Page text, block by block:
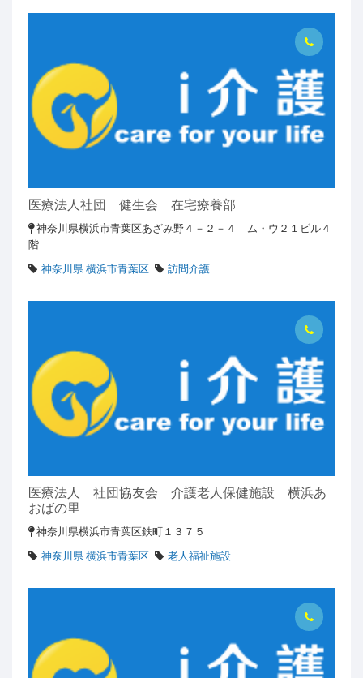
医療法人社団 健生会 在宅療養部
神奈川県横浜市青葉区あざみ野４－２－４ ム・ウ２１ビル４
階
神奈川県 横浜市青葉区
訪問介護
医療法人 社団協友会 介護老人保健施設 横浜あ
おばの里
神奈川県横浜市青葉区鉄町１３７５
神奈川県 横浜市青葉区
老人福祉施設